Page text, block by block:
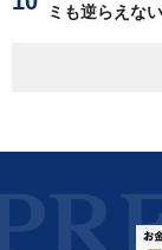
ミも逆らえな